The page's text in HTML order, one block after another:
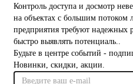
Контроль доступа и досмотр
на объектах с большим потоком
предприятия требуют надежных
быстро выявлять потенциаль..
Будьте в центре событий -
Новинки, скидки, акции.